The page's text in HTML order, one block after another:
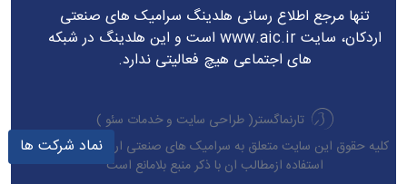
نماد شرکت ها
تنها مرجع اطلاع رسانی هلدینگ سرامیک های صنعتی
اردکان، سایت www.aic.ir است و این هلدینگ در شبکه
های اجتماعی هیچ فعالیتی ندارد.
تارنماگستر(طراحی سایت وخدمات سئو )
کلیه حقوق این سایت متعلق به سرامیک های صنعتی اردکان می باشد.
استفاده ازمطالب ان با ذکر منبع بلامانع است